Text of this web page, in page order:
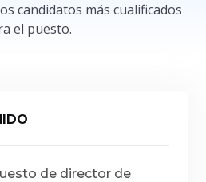
candidatos más cualificados
el puesto.
de director de